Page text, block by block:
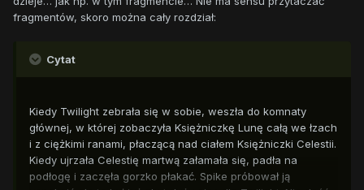
fragmentów, skoro można cały rozdział:
Cytat
Kiedy Twilight zebrała się w sobie, weszła do komnaty
głównej, w której zobaczyła Księżniczkę Lunę całą we łzach
i z ciężkimi ranami, płaczącą nad ciałem Księżniczki Celestii.
Kiedy ujrzała Celestię martwą załamała się, padła na
podłogę i zaczęła gorzko płakać. Spike próbował ją